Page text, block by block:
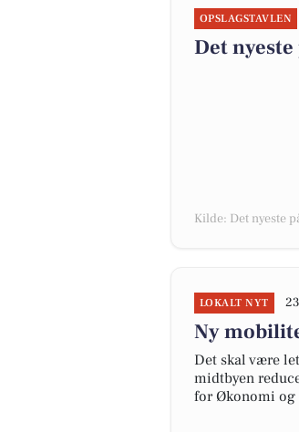
OPSLAGSTAVLEN
Det
Kilde: Det nyeste
LOKALT NYT
Ny
Det skal være
midtbyen
for Økonomi og